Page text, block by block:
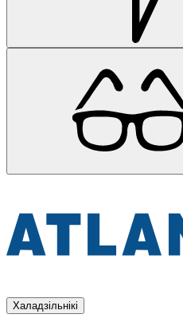
Халадзільнікі